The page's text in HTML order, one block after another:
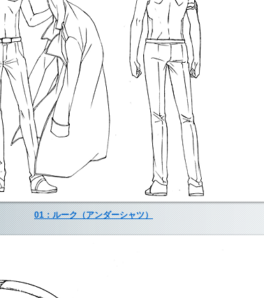
01：ルーク（アンダーシャツ）